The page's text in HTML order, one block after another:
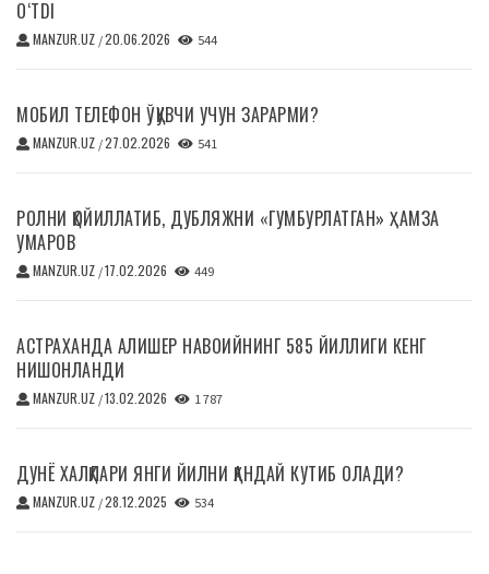
O‘TDI
MANZUR.UZ /20.06.2026 544
МОБИЛ ТЕЛЕФОН ЎҚУВЧИ УЧУН ЗАРАРМИ?
MANZUR.UZ /27.02.2026 541
РОЛНИ ҚОЙИЛЛАТИБ, ДУБЛЯЖНИ «ГУМБУРЛАТГАН» ҲАМЗА
УМАРОВ
MANZUR.UZ /17.02.2026 449
АСТРАХАНДА АЛИШЕР НАВОИЙНИНГ 585 ЙИЛЛИГИ КЕНГ
НИШОНЛАНДИ
MANZUR.UZ /13.02.2026 1 787
ДУНЁ ХАЛҚЛАРИ ЯНГИ ЙИЛНИ ҚАНДАЙ КУТИБ ОЛАДИ?
MANZUR.UZ /28.12.2025 534